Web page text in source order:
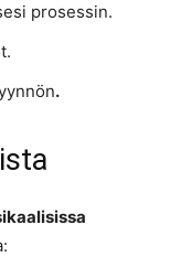
prosessin.
.